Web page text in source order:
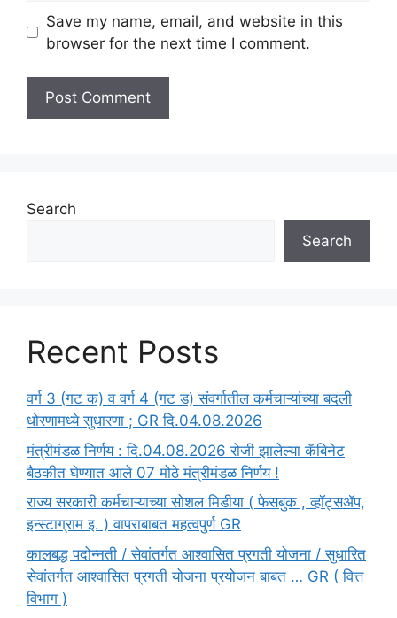
Save my name, email, and website in this
browser for the next time I comment.
Search
Search
Recent Posts
वर्ग 3 (गट क) व वर्ग 4 (गट ड) संवर्गातील कर्मचाऱ्यांच्या बदली
धोरणामध्ये सुधारणा ; GR दि.04.08.2026
मंत्रीमंडळ निर्णय : दि.04.08.2026 रोजी झालेल्या कॅबिनेट
बैठकीत घेण्यात आले 07 मोठे मंत्रीमंडळ निर्णय !
राज्य सरकारी कर्मचाऱ्याच्या सोशल मिडीया ( फेसबुक , व्हॉट्सॲप,
इन्स्टाग्राम इ. ) वापराबाबत महत्वपुर्ण GR
कालबद्ध पदोन्नती / सेवांतर्गत आश्वासित प्रगती योजना / सुधारित
सेवांतर्गत आश्वासित प्रगती योजना प्रयोजन बाबत … GR ( वित्त
विभाग )